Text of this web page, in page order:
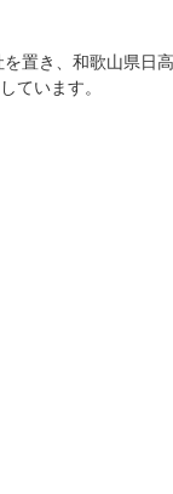
置き、和歌山県日
ています。